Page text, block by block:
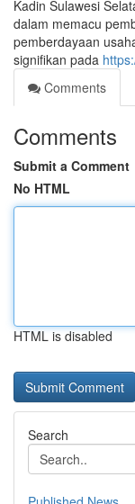
Kadin Sulawesi
dalam memacu
pemberdayaan
signifikan pada
Comments
Comments
Submit a Comment
No HTML
HTML is disabled
Search